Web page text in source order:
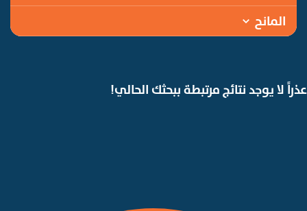
المانح
عذراً لا يوجد نتائج مرتبطة ببحثك الحالي!